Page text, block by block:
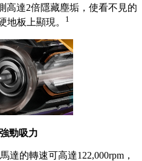
高達2倍隱藏塵垢，使看不見的
地板上顯現。
1
強勁吸力
達的轉速可高達122,000rpm，